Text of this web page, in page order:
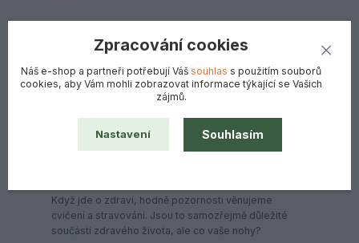
2023
Jak vložky do bot pomáhají zlepšit
Když jde o zdraví, hodně pozornosti věnujeme
cvičení a stravování. Jsou to samozřejmě důležité
součásti zdravého života, ale co vaše nohy?
Zpracování cookies
Náš e-shop a partneři potřebují Vášsouhlas s použitím souborů
cookies, aby Vám mohli zobrazovat informace týkající se Vašich
zájmů.
Nastavení Souhlasím